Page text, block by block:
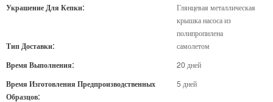
Украшение Для Кепки:
Глянцевая металлическая
крышка насоса из
полипропилена
Тип Доставки:
самолетом
Время Выполнения: 20 дней
Время Изготовления Предпроизводственных
Образцов:
5 дней